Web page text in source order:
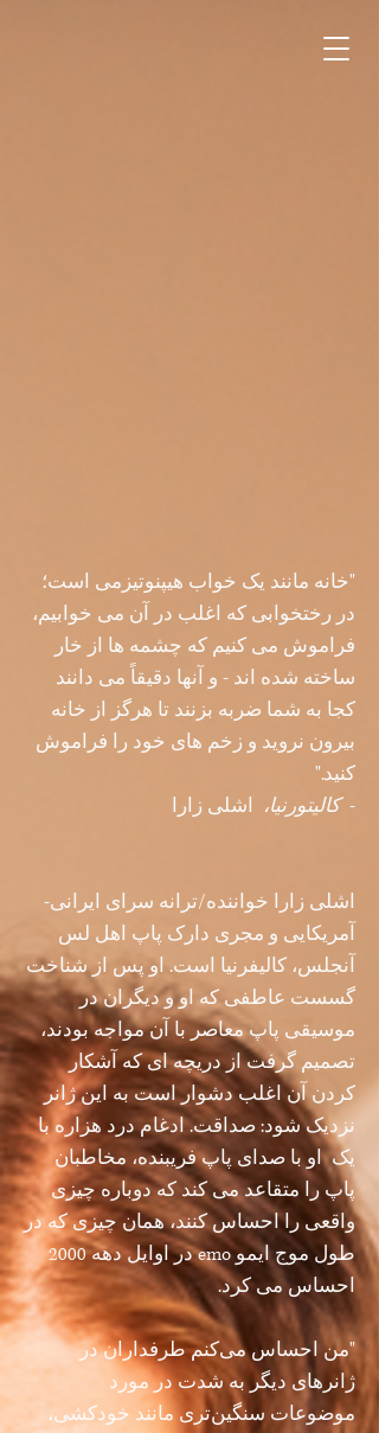
"خانه مانند یک خواب هیپنوتیزمی است؛
در رختخوابی که اغلب در آن می خوابیم،
فراموش می کنیم که چشمه ها از خار
ساخته شده اند - و آنها دقیقاً می دانند
کجا به شما ضربه بزنند تا هرگز از خانه
بیرون نروید و زخم های خود را فراموش
کنید."
- کالیتورنیا، اشلی زارا
اشلی زارا خواننده/ترانه سرای ایرانی-
آمریکایی و مجری دارک پاپ اهل لس
آنجلس، کالیفرنیا است. او پس از شناخت
گسست عاطفی که او و دیگران در
موسیقی پاپ معاصر با آن مواجه بودند،
تصمیم گرفت از دریچه ای که آشکار
کردن آن اغلب دشوار است به این ژانر
نزدیک شود: صداقت. ادغام درد هزاره با
یک او با صدای پاپ فریبنده، مخاطبان
پاپ را متقاعد می کند که دوباره چیزی
واقعی را احساس کنند، همان چیزی که در
طول موج ایمو emo در اوایل دهه 2000
احساس می کرد.
"من احساس می‌کنم طرفداران در
ژانرهای دیگر به شدت در مورد
موضوعات سنگین‌تری مانند خودکشی،